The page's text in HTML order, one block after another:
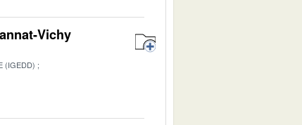
Vichy
(IGEDD)